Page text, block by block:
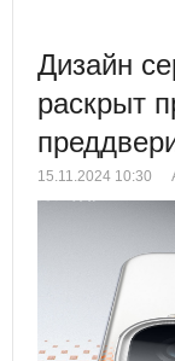
Дизайн
раскрыт
15.11.2024 10:30